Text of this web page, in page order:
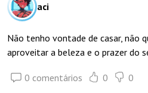
aci
Não tenho vontade de casar, não
aproveitar a beleza e o prazer do
0 comentários 0 0